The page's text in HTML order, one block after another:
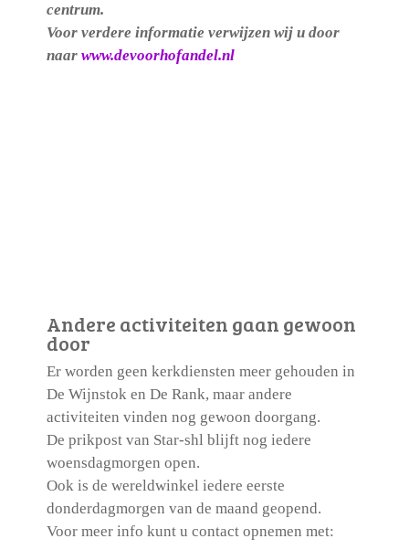
centrum.
Voor verdere informatie verwijzen wij u door
naar www.devoorhofandel.nl
Andere activiteiten gaan gewoon
door
Er worden geen kerkdiensten meer gehouden in
De Wijnstok en De Rank, maar andere
activiteiten vinden nog gewoon doorgang.
De prikpost van Star-shl blijft nog iedere
woensdagmorgen open.
Ook is de wereldwinkel iedere eerste
donderdagmorgen van de maand geopend.
Voor meer info kunt u contact opnemen met: